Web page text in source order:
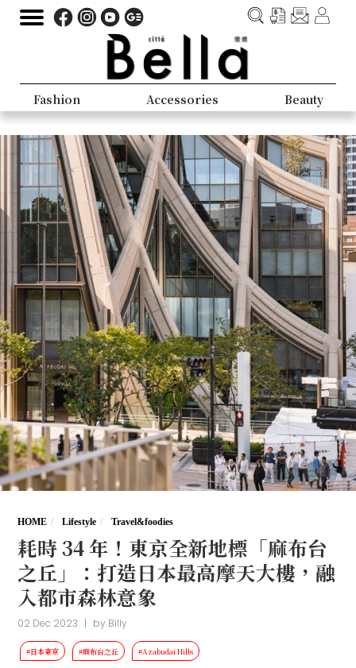
Fashion Accessories Beauty
HOME Lifestyle Travel&foodies
耗時 34 年！東京全新地標「麻布台
之丘」：打造日本最高摩天大樓，融
入都市森林意象
02 Dec 2023 | by Billy
#日本東京 #麻布台之丘 #Azabudai Hills